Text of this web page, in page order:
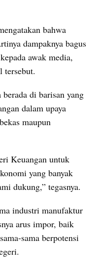
bahwa
dampaknya bagus
awak media,
tersebut.
di barisan yang
dalam upaya
maupun
Keuangan untuk
yang banyak
dukung,” tegasnya.
industri manufaktur
arus impor, baik
sama berpotensi